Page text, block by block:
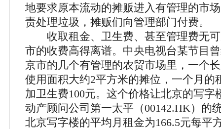
地要求原本流动的摊贩进入有管理的市
责处理垃圾，摊贩们向管理部门付费。
收取租金、卫生费、甚至管理费无可
市的收费高得离谱。中央电视台某节目
京市的几个有管理的农贸市场里，一个
使用面积大约2平方米的摊位，一个月的
加卫生费100元。这个价格让北京的写字
动产顾问公司第一太平（00142.HK）的
北京写字楼的平均月租金为166.5元每平